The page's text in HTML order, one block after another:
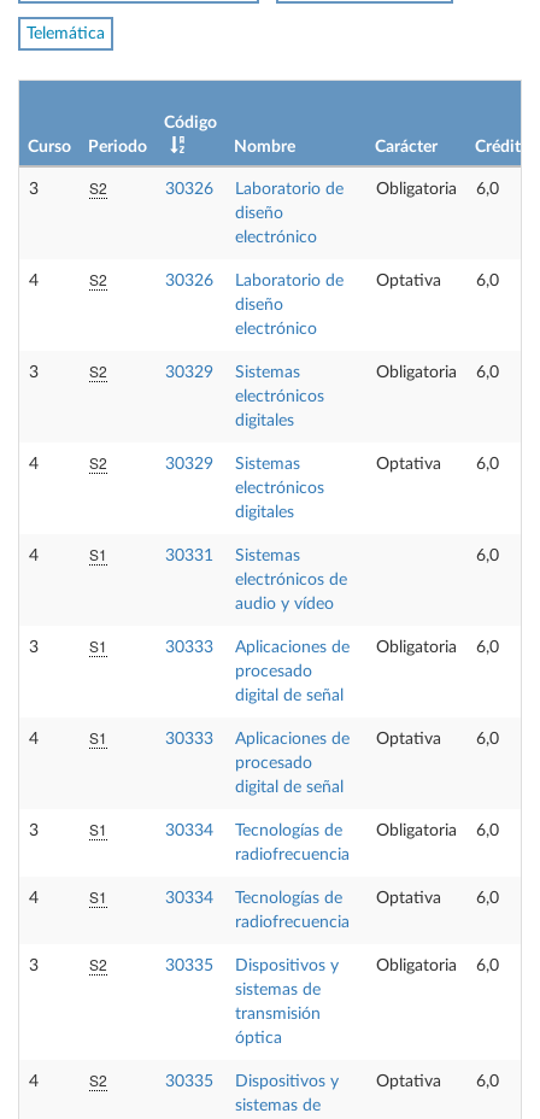
Telemática
Curso Periodo
Código
Nombre
Carácter Créditos
3 S2 30326
Laboratorio de
diseño
electrónico
Obligatoria 6,0
4 S2 30326
Laboratorio de
diseño
electrónico
Optativa 6,0
3 S2 30329
Sistemas
electrónicos
digitales
Obligatoria 6,0
4 S2 30329
Sistemas
electrónicos
digitales
Optativa 6,0
4 S1 30331
Sistemas
electrónicos de
audio y vídeo
6,0
3 S1 30333
Aplicaciones de
procesado
digital de señal
Obligatoria 6,0
4 S1 30333
Aplicaciones de
procesado
digital de señal
Optativa 6,0
3 S1 30334
Tecnologías de
radiofrecuencia
Obligatoria 6,0
4 S1 30334
Tecnologías de
radiofrecuencia
Optativa 6,0
3 S2 30335
Dispositivos y
sistemas de
transmisión
óptica
Obligatoria 6,0
4 S2 30335
Dispositivos y
sistemas de
Optativa 6,0